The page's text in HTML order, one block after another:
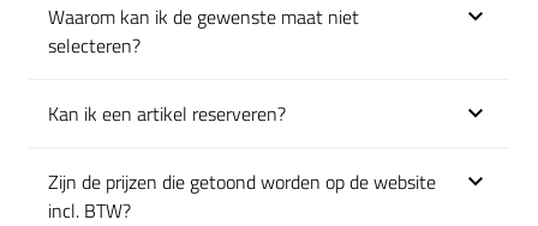
Waarom kan ik de gewenste maat niet
selecteren?
Klik om uit te klappen
Kan ik een artikel reserveren?
Klik om uit te klappen
Zijn de prijzen die getoond worden op de website
incl. BTW?
Klik om uit te klappen